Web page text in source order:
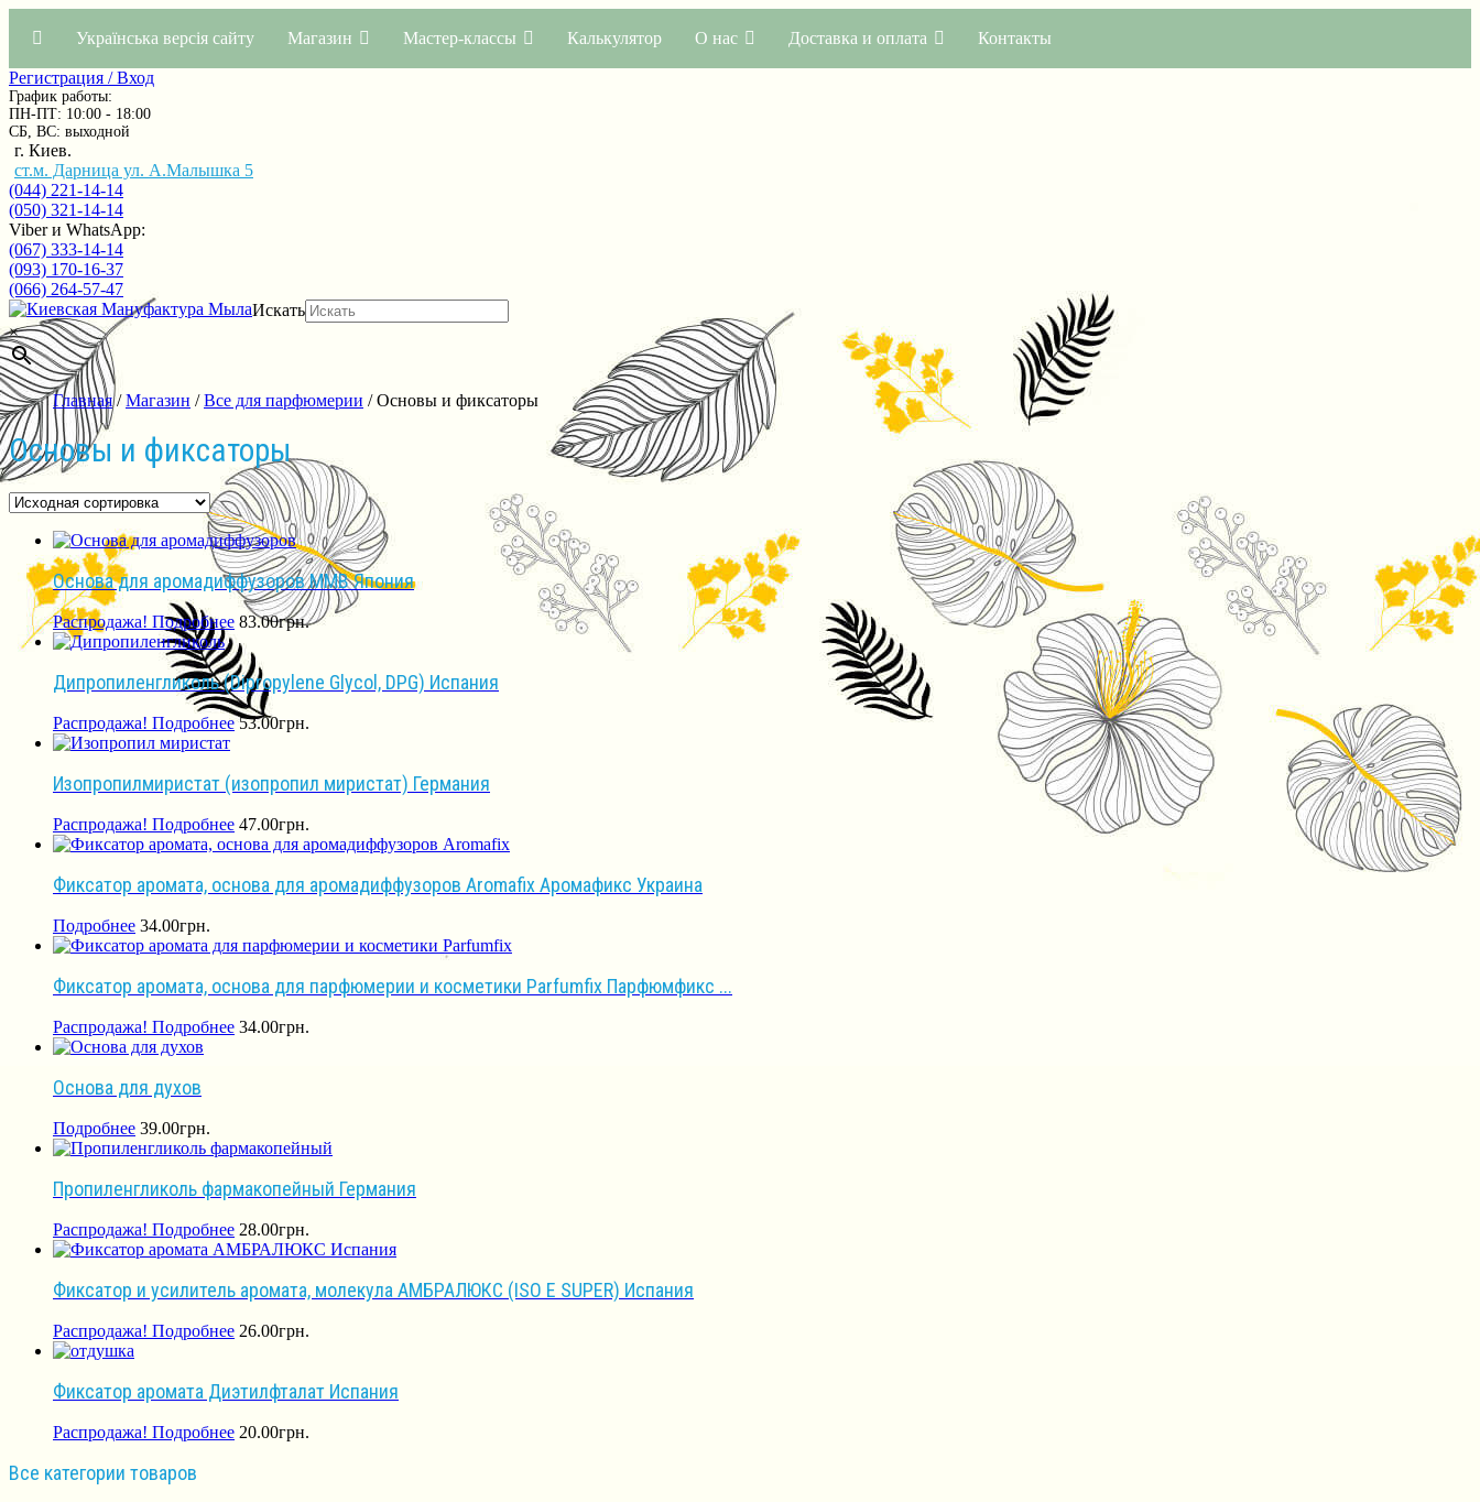
Українська версія сайту Магазин Мастер-классы Калькулятор О нас Доставка и оплата Контакты
Регистрация / Вход
График работы:
ПН-ПТ: 10:00 - 18:00
СБ, ВС: выходной
г. Киев.
ст.м. Дарница ул. А.Малышка 5
(044) 221-14-14
(050) 321-14-14
Viber и WhatsApp:
(067) 333-14-14
(093) 170-16-37
(066) 264-57-47
Искать
×
Главная/Магазин /Все для парфюмерии / Основы и фиксаторы
Основы и фиксаторы
Основа для аромадиффузоров MMB Япония
Распродажа! Подробнее 83.00грн.
Дипропиленгликоль (Dipropylene Glycol, DPG) Испания
Распродажа! Подробнее 53.00грн.
Изопропилмиристат (изопропил миристат) Германия
Распродажа! Подробнее 47.00грн.
Фиксатор аромата, основа для аромадиффузоров Aromafix Аромафикс Украина
Подробнее 34.00грн.
Фиксатор аромата, основа для парфюмерии и косметики Parfumfix Парфюмфикс ...
Распродажа! Подробнее 34.00грн.
Основа для духов
Подробнее 39.00грн.
Пропиленгликоль фармакопейный Германия
Распродажа! Подробнее 28.00грн.
Фиксатор и усилитель аромата, молекула АМБРАЛЮКС (ISO E SUPER) Испания
Распродажа! Подробнее 26.00грн.
Фиксатор аромата Диэтилфталат Испания
Распродажа! Подробнее 20.00грн.
Все категории товаров